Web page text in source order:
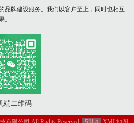
品牌建设服务。我们以客户至上，同时也相互
。
端二维码